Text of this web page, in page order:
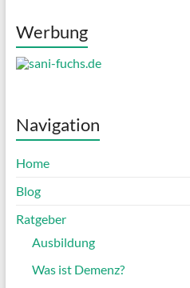
Werbung
Navigation
Home
Blog
Ratgeber
Ausbildung
Was ist Demenz?